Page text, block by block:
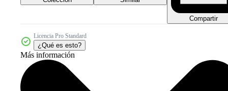
Compartir
Licencia Pro Standard
¿Qué es esto?
Más información